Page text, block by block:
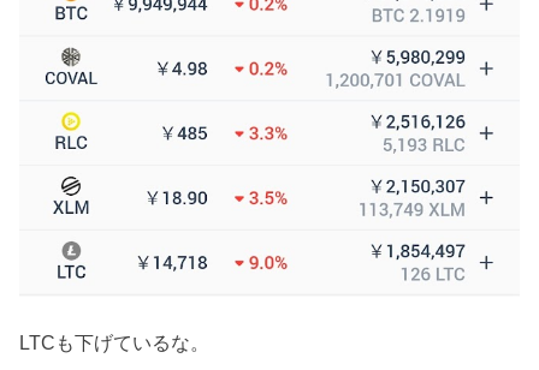
LTCも下げているな。